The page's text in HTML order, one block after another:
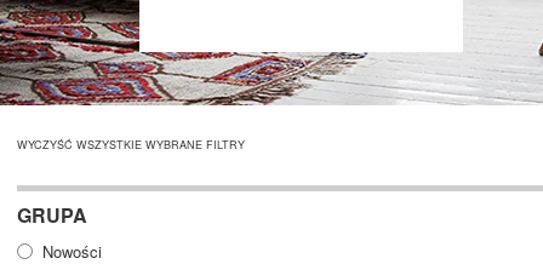
WYCZYŚĆ WSZYSTKIE WYBRANE FILTRY
GRUPA
Nowości